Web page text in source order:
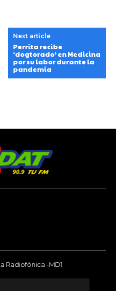
Next article
Perrita recibe
‘dogtorado’ en Medicina
por su labor durante la
pandemia
Radiofónica -MD1